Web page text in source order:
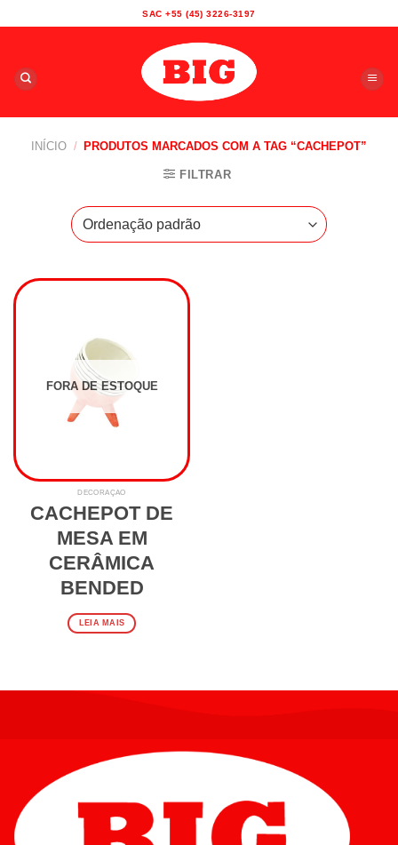
to
SAC +55 (45) 3226-3197
INÍCIO / PRODUTOS MARCADOS COM A TAG “CACHEPOT”
FILTRAR
FORA DE ESTOQUE
DECORAÇÃO
CACHEPOT DE
MESA EM
CERÂMICA
BENDED
LEIA MAIS